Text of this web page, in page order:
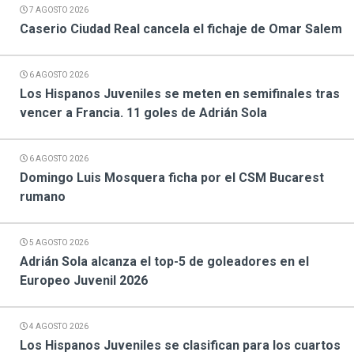
7 AGOSTO 2026
Caserio Ciudad Real cancela el fichaje de Omar Salem
6 AGOSTO 2026
Los Hispanos Juveniles se meten en semifinales tras
vencer a Francia. 11 goles de Adrián Sola
6 AGOSTO 2026
Domingo Luis Mosquera ficha por el CSM Bucarest
rumano
5 AGOSTO 2026
Adrián Sola alcanza el top-5 de goleadores en el
Europeo Juvenil 2026
4 AGOSTO 2026
Los Hispanos Juveniles se clasifican para los cuartos